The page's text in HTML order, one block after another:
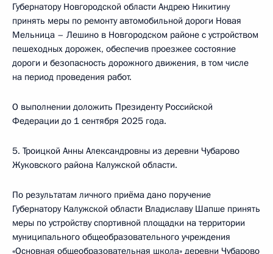
Губернатору Новгородской области Андрею Никитину
принять меры по ремонту автомобильной дороги Новая
Мельница – Лешино в Новгородском районе с устройством
пешеходных дорожек, обеспечив проезжее состояние
дороги и безопасность дорожного движения, в том числе
на период проведения работ.
О выполнении доложить Президенту Российской
Федерации до 1 сентября 2025 года.
5. Троицкой Анны Александровны из деревни Чубарово
Жуковского района Калужской области.
По результатам личного приёма дано поручение
Губернатору Калужской области Владиславу Шапше принять
меры по устройству спортивной площадки на территории
муниципального общеобразовательного учреждения
«Основная общеобразовательная школа» деревни Чубарово